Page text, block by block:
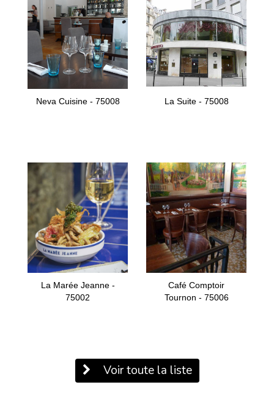
Neva Cuisine - 75008 La Suite - 75008
La Marée Jeanne -
75002
Café Comptoir
Tournon - 75006
Voir toute la liste